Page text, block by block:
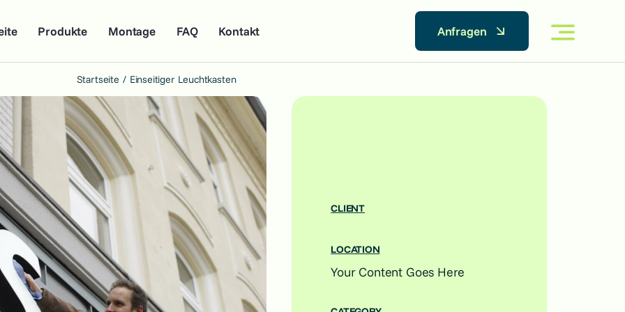
Produkte Montage FAQ Kontakt Anfragen
Startseite Einseitiger Leuchtkasten
CLIENT
LOCATION
Your Content Goes Here